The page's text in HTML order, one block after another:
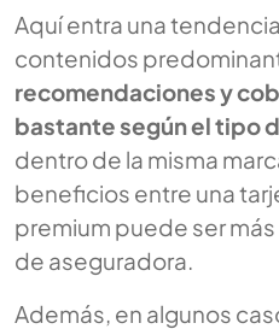
Aquí entra una
contenidos
recomendaciones y
bastante según el tipo
dentro de la misma
beneficios entre una
premium puede ser
de aseguradora.
Además, en algunos